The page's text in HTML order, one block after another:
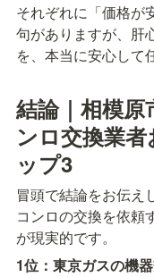
それぞれに「価格が
句がありますが、肝
を、本当に安心して
結論｜相模
ンロ交換業
ップ3
冒頭で結論をお伝え
コンロの交換を依頼
が現実的です。
1位：東京ガスの機